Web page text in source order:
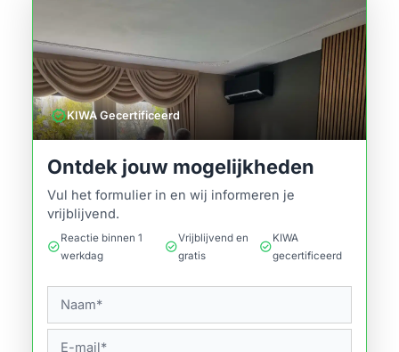
verifiedKIWA Gecertificeerd
Ontdek jouw mogelijkheden
Vul het formulier in en wij informeren je
vrijblijvend.
check_circle
Reactie binnen 1
werkdag
check_circle
Vrijblijvend en
gratis
check_circle
KIWA
gecertificeerd